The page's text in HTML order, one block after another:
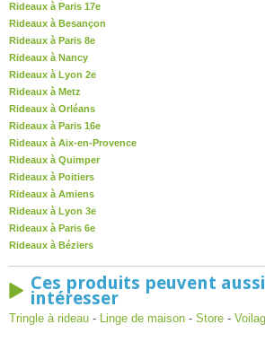
Rideaux à Paris 17e
Rideaux à Besançon
Rideaux à Paris 8e
Rideaux à Nancy
Rideaux à Lyon 2e
Rideaux à Metz
Rideaux à Orléans
Rideaux à Paris 16e
Rideaux à Aix-en-Provence
Rideaux à Quimper
Rideaux à Poitiers
Rideaux à Amiens
Rideaux à Lyon 3e
Rideaux à Paris 6e
Rideaux à Béziers
Ces produits peuvent
intéresser
Tringle à rideau - Linge de maison - Store -